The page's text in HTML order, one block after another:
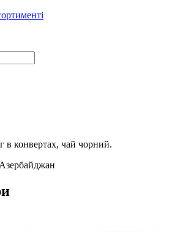
в конвертах, чай чорний.